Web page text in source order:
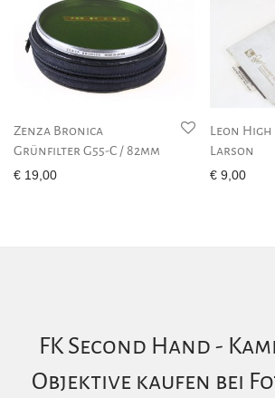
Zenza Bronica
Grünfilter G55-C / 82mm
€ 19,00
Leon High
Larson
€ 9,00
FK Second Hand -
Objektive kaufen bei